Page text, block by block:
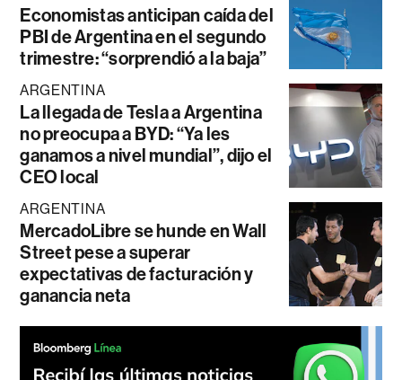
Economistas anticipan caída del
PBI de Argentina en el segundo
trimestre: “sorprendió a la baja”
ARGENTINA
La llegada de Tesla a Argentina
no preocupa a BYD: “Ya les
ganamos a nivel mundial”, dijo el
CEO local
ARGENTINA
MercadoLibre se hunde en Wall
Street pese a superar
expectativas de facturación y
ganancia neta